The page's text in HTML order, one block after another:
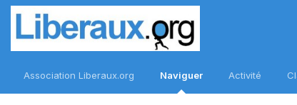
Association Liberaux.org Naviguer Activité